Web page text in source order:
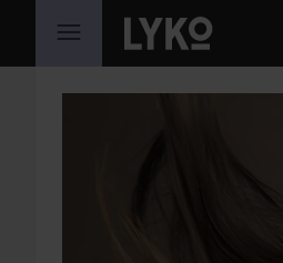
GÅ TIL INNHOLD